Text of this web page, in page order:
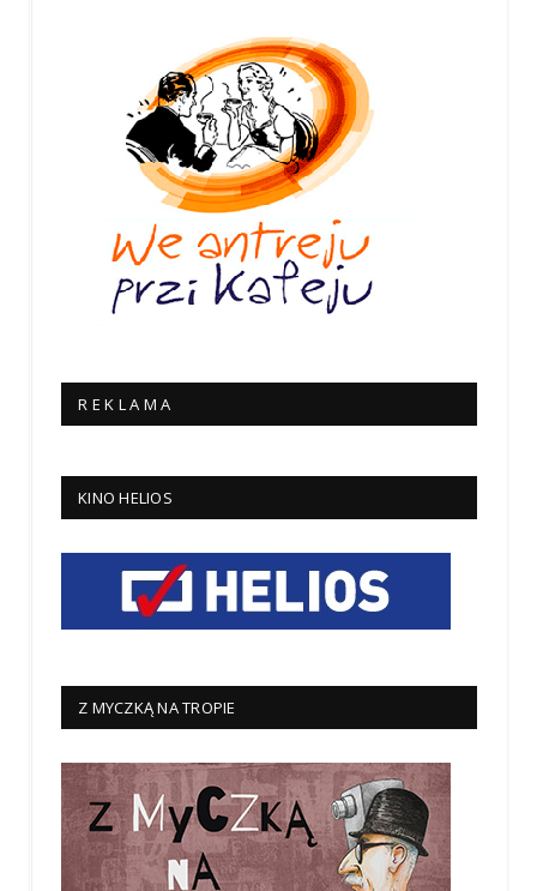
R E K L A M A
KINO HELIOS
Z MYCZKĄ NA TROPIE